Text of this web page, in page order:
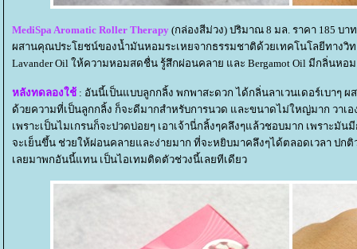
MediSpa Aromatic Roller Therapy (กล่องสีม่วง) ปริมาณ 8 มล. ราคา 185 บาท
ผสานคุณประโยชน์ของน้ำมันหอมระเหยจากธรรมชาติด้วยเทคโนโลยีทางวิ
Lavander Oil ให้ความหอมสดชื่น รู้สึกผ่อนคลาย และ Bergamot Oil มีกลิ่นหอ
หลังทดลองใช้ : อันนี้เป็นแบบลูกกลิ้ง พกพาสะดวก ได้กลิ่นลาเวนเดอร์เบาๆ
ด้วยความที่เป็นลูกกลิ้ง ก็จะดีมากสำหรับการนวด และขนาดไม่ใหญ่มาก วาเ
เพราะเป็นไมเกรนก็จะปวดบ่อยๆ เอาเจ้านี่กลิ้งๆคลึงๆแล้วชอบมาก เพราะมั
จะเย็นขึ้น ช่วยให้ผ่อนคลายและง่ายมาก ที่จะหยิบมาคลึงๆได้ตลอดเวลา ปก
เลยมาพกอันนี้แทน เป็นไอเทมติดตัวช่วงนี้เลยทีเดียว